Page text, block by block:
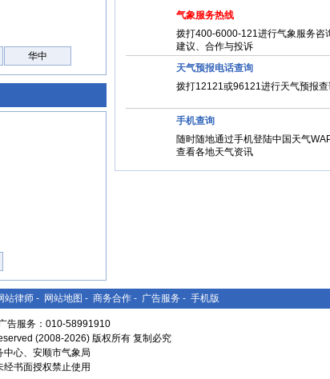
华中
气象服务热线
拨打400-6000-121进行气象服务咨
建议、合作与投诉
天气预报电话查询
拨打12121或96121进行天气预报查
手机查询
随时随地通过手机登陆中国天气
查看各地天气资讯
站律师 - 网站地图 - 商务合作 - 广告服务 - 手机版
告服务：010-58991910
(2008-2026) 版权所有 复制必究
心、安顺市气象局
经书面授权禁止使用